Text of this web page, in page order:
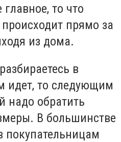
то что
прямо за
из дома.
в
идет, то следующим
надо обратить
В большинстве
покупательницам